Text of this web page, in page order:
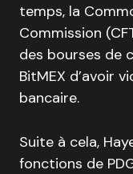
temps, la
Commission
des bourses de
BitMEX d’avoir
bancaire.
Suite à cela,
fonctions de